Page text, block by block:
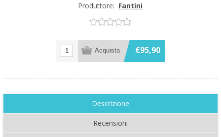
Produttore: Fantini
€95,90
Descrizione
Recensioni